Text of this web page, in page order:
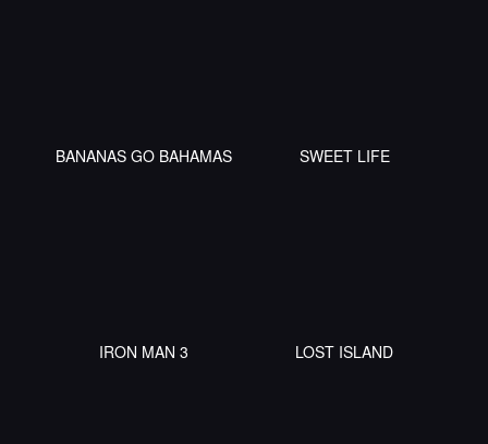
BANANAS GO BAHAMAS SWEET LIFE
IRON MAN 3 LOST ISLAND